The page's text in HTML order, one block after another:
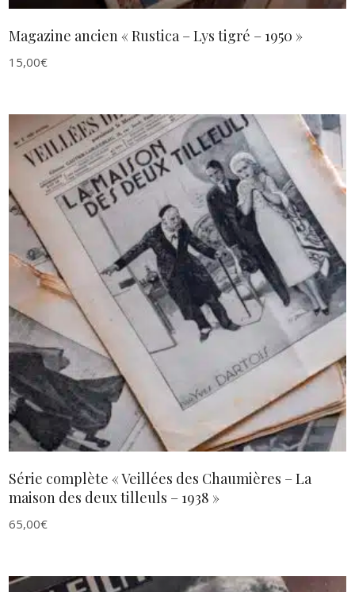
Magazine ancien « Rustica – Lys tigré – 1950 »
15,00€
AJOUTER AU PANIER
Série complète « Veillées des Chaumières – La
maison des deux tilleuls – 1938 »
65,00€